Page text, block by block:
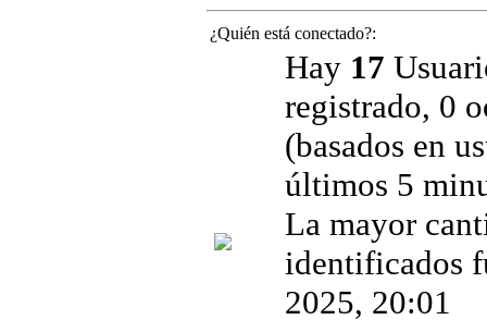
¿Quién está conectado?:
Hay 17
registrado, 0
(basados en
últimos 5
La mayor
identificados
2025, 20:01